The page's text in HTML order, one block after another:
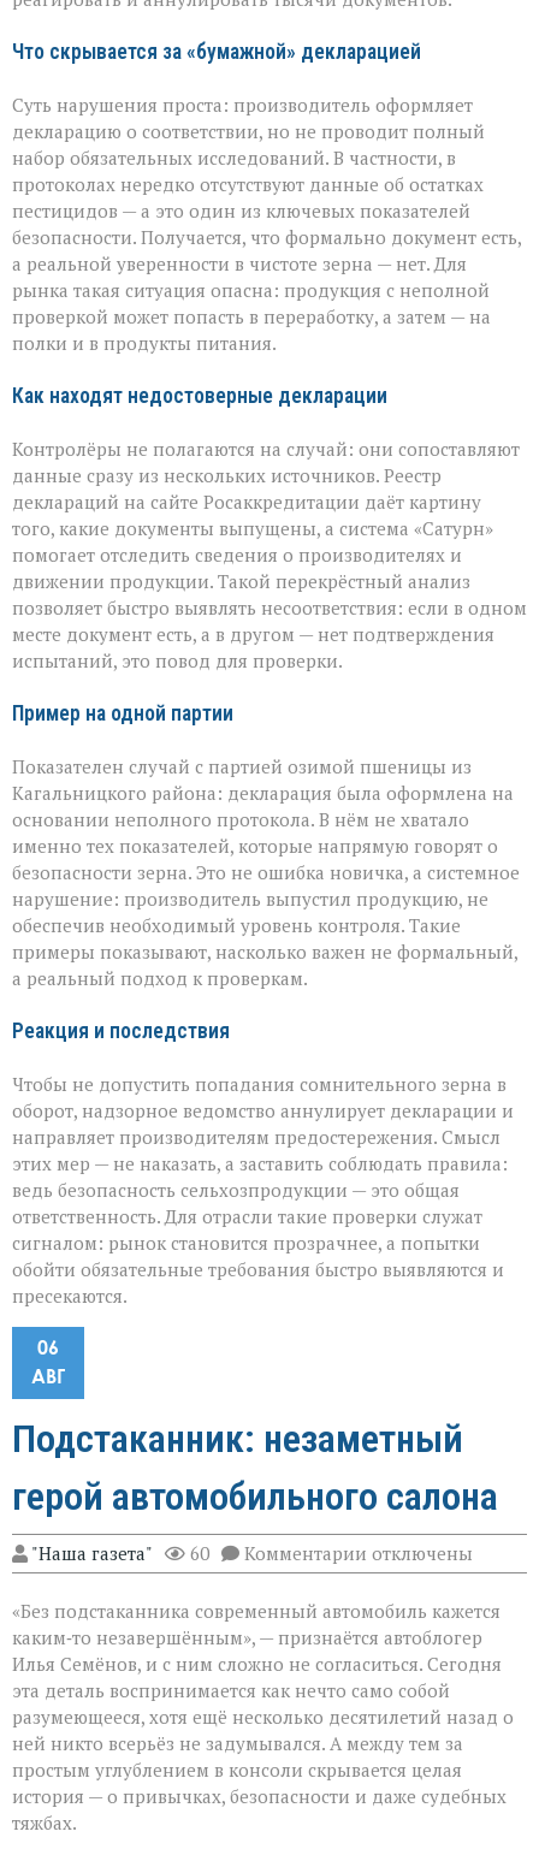
Что скрывается за «бумажной» декларацией
Суть нарушения проста: производитель оформляет
декларацию о соответствии, но не проводит полный
набор обязательных исследований. В частности, в
протоколах нередко отсутствуют данные об остатках
пестицидов — а это один из ключевых показателей
безопасности. Получается, что формально документ есть,
а реальной уверенности в чистоте зерна — нет. Для
рынка такая ситуация опасна: продукция с неполной
проверкой может попасть в переработку, а затем — на
полки и в продукты питания.
Как находят недостоверные декларации
Контролёры не полагаются на случай: они сопоставляют
данные сразу из нескольких источников. Реестр
деклараций на сайте Росаккредитации даёт картину
того, какие документы выпущены, а система «Сатурн»
помогает отследить сведения о производителях и
движении продукции. Такой перекрёстный анализ
позволяет быстро выявлять несоответствия: если в одном
месте документ есть, а в другом — нет подтверждения
испытаний, это повод для проверки.
Пример на одной партии
Показателен случай с партией озимой пшеницы из
Кагальницкого района: декларация была оформлена на
основании неполного протокола. В нём не хватало
именно тех показателей, которые напрямую говорят о
безопасности зерна. Это не ошибка новичка, а системное
нарушение: производитель выпустил продукцию, не
обеспечив необходимый уровень контроля. Такие
примеры показывают, насколько важен не формальный,
а реальный подход к проверкам.
Реакция и последствия
Чтобы не допустить попадания сомнительного зерна в
оборот, надзорное ведомство аннулирует декларации и
направляет производителям предостережения. Смысл
этих мер — не наказать, а заставить соблюдать правила:
ведь безопасность сельхозпродукции — это общая
ответственность. Для отрасли такие проверки служат
сигналом: рынок становится прозрачнее, а попытки
обойти обязательные требования быстро выявляются и
пресекаются.
06
АВГ
Подстаканник: незаметный
герой автомобильного салона
"Наша газета" 60 Комментарии к
записи
незаметный
герой
автомобильного
салона
отключены
«Без подстаканника современный автомобиль кажется
каким‑то незавершённым», — признаётся автоблогер
Илья Семёнов, и с ним сложно не согласиться. Сегодня
эта деталь воспринимается как нечто само собой
разумеющееся, хотя ещё несколько десятилетий назад о
ней никто всерьёз не задумывался. А между тем за
простым углублением в консоли скрывается целая
история — о привычках, безопасности и даже судебных
тяжбах.